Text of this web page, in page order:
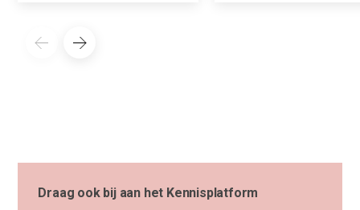
Draag ook bij aan het Kennisplatform